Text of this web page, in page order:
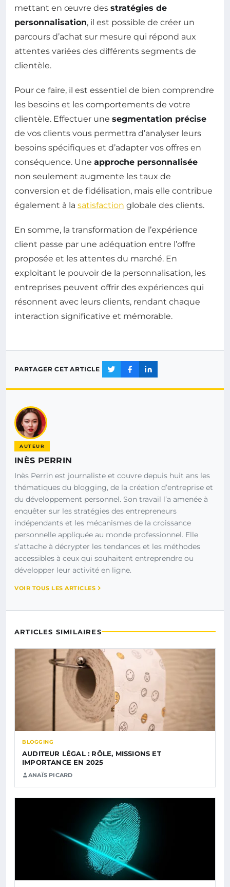
mettant en œuvre des stratégies de
personnalisation, il est possible de créer un
parcours d’achat sur mesure qui répond aux
attentes variées des différents segments de
clientèle.
Pour ce faire, il est essentiel de bien comprendre
les besoins et les comportements de votre
clientèle. Effectuer une segmentation précise
de vos clients vous permettra d’analyser leurs
besoins spécifiques et d’adapter vos offres en
conséquence. Une approche personnalisée
non seulement augmente les taux de
conversion et de fidélisation, mais elle contribue
également à la satisfaction globale des clients.
En somme, la transformation de l’expérience
client passe par une adéquation entre l’offre
proposée et les attentes du marché. En
exploitant le pouvoir de la personnalisation, les
entreprises peuvent offrir des expériences qui
résonnent avec leurs clients, rendant chaque
interaction significative et mémorable.
PARTAGER CET ARTICLE
AUTEUR
INÈS PERRIN
Inès Perrin est journaliste et couvre depuis huit ans les
thématiques du blogging, de la création d’entreprise et
du développement personnel. Son travail l’a amenée à
enquêter sur les stratégies des entrepreneurs
indépendants et les mécanismes de la croissance
personnelle appliquée au monde professionnel. Elle
s’attache à décrypter les tendances et les méthodes
accessibles à ceux qui souhaitent entreprendre ou
développer leur activité en ligne.
VOIR TOUS LES ARTICLES
ARTICLES SIMILAIRES
BLOGGING
AUDITEUR LÉGAL : RÔLE, MISSIONS ET
IMPORTANCE EN 2025
ANAÏS PICARD